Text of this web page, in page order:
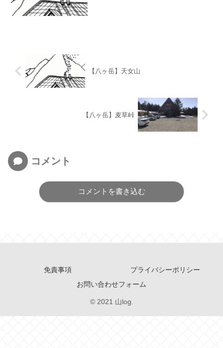
【八ヶ岳】天女山
【八ヶ岳】麦草峠
コメント
コメントを書き込む
免責事項
プライバシーポリシー
お問い合わせフォーム
© 2021 山log.